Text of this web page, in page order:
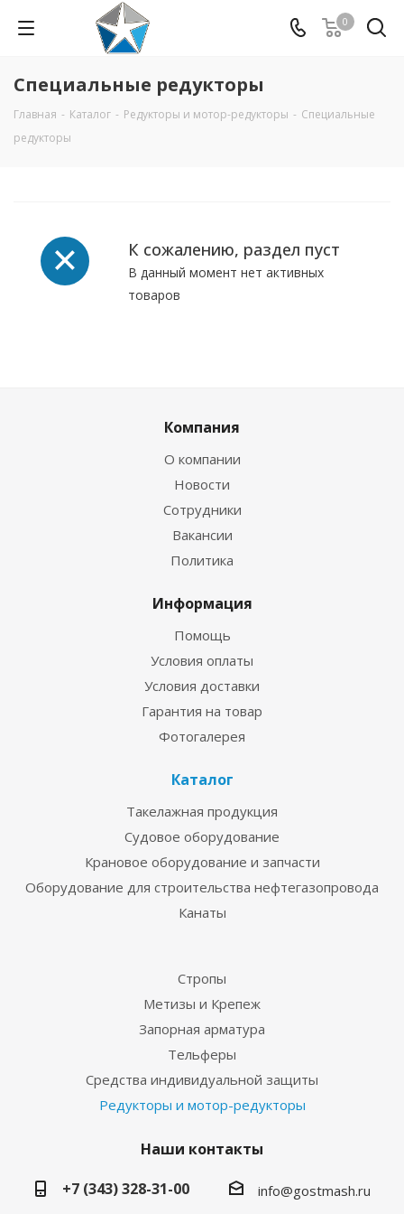
0
Специальные редукторы
Главная - Каталог - Редукторы и мотор-редукторы - Специальные
редукторы
К сожалению, раздел пуст
В данный момент нет активных
товаров
Компания
О компании
Новости
Сотрудники
Вакансии
Политика
Информация
Помощь
Условия оплаты
Условия доставки
Гарантия на товар
Фотогалерея
Каталог
Такелажная продукция
Судовое оборудование
Крановое оборудование и запчасти
Оборудование для строительства нефтегазопровода
Канаты
Стропы
Метизы и Крепеж
Запорная арматура
Тельферы
Средства индивидуальной защиты
Редукторы и мотор-редукторы
Наши контакты
+7 (343) 328-31-00
info@gostmash.ru